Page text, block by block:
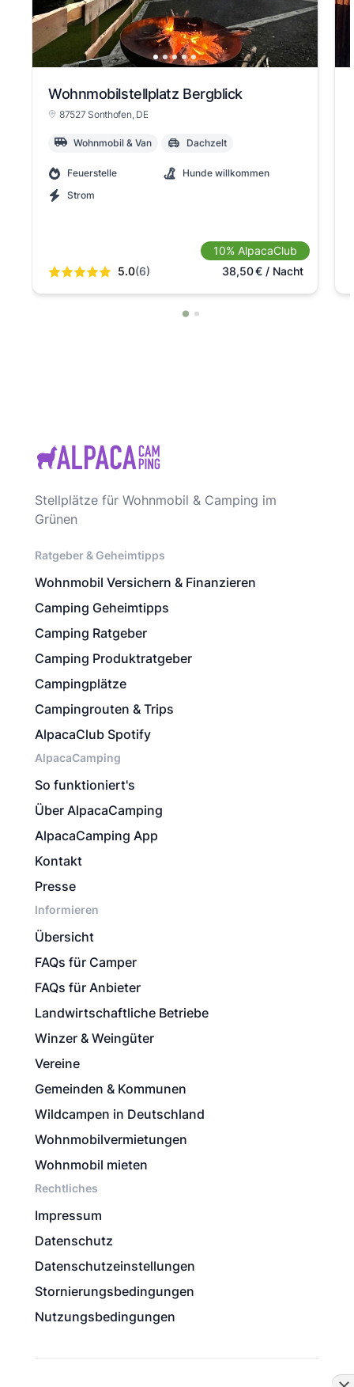
Wohnmobilstellplatz Bergblick
87527 Sonthofen, DE
Wohnmobil & Van Dachzelt
Feuerstelle
Hunde willkommen
Strom
5.0(6)
10% AlpacaClub
38,50€/ Nacht
Stellplätze für Wohnmobil & Camping im
Grünen
Ratgeber & Geheimtipps
Wohnmobil Versichern & Finanzieren
Camping Geheimtipps
Camping Ratgeber
Camping Produktratgeber
Campingplätze
Campingrouten & Trips
AlpacaClub Spotify
AlpacaCamping
So funktioniert's
Über AlpacaCamping
AlpacaCamping App
Kontakt
Presse
Informieren
Übersicht
FAQs für Camper
FAQs für Anbieter
Landwirtschaftliche Betriebe
Winzer & Weingüter
Vereine
Gemeinden & Kommunen
Wildcampen in Deutschland
Wohnmobilvermietungen
Wohnmobil mieten
Rechtliches
Impressum
Datenschutz
Datenschutzeinstellungen
Stornierungsbedingungen
Nutzungsbedingungen